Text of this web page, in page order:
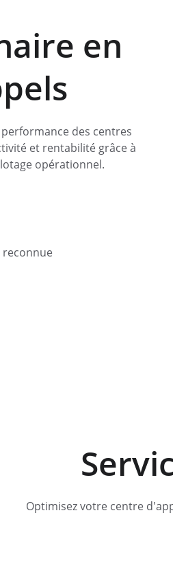
en
des centres
et rentabilité grâce à
opérationnel.
reconnue
Optimisez votre centre